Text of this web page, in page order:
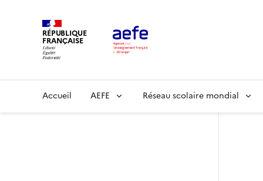
RÉPUBLIQUE
FRANÇAISE
Main
Accueil AEFE Réseau scolaire mondial